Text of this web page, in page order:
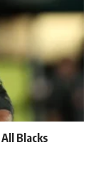
Blacks